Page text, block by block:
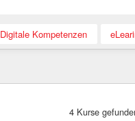
Digitale Kompetenzen
4 Kurse